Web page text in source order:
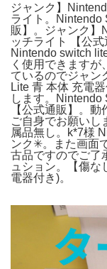
ジャンク】
ライト。Nintendo
販】。ジャンク】
ッチライト 【公
Nintendo switch
く使用できます
ているのでジャン
Lite 青 本体 充電
します。Nintendo
【公式通販】。
ご自身でお願いし
属品無し。k*7様
ンク✳。また画面
古品ですのでご了
ュション。【傷
電器付き)。